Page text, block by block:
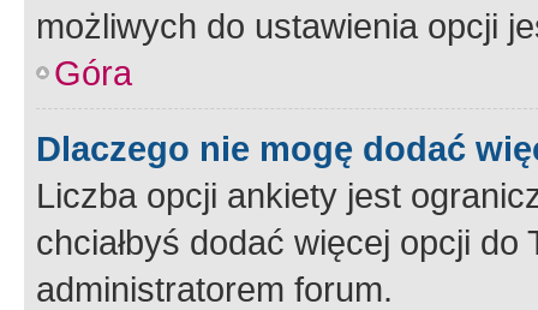
możliwych do ustawienia opcji
Góra
Dlaczego nie mogę dodać
Liczba opcji ankiety jest
chciałbyś dodać więcej opcji
administratorem forum.